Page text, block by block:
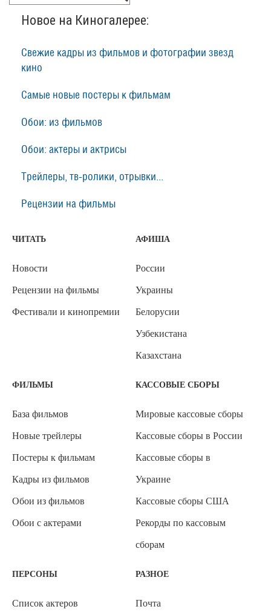
Новое на Киногалерее:
Свежие кадры из фильмов и фотографии звезд
кино
Самые новые постеры к фильмам
Обои: из фильмов
Обои: актеры и актрисы
Трейлеры, тв-ролики, отрывки...
Рецензии на фильмы
ЧИТАТЬ
Новости
Рецензии на фильмы
Фестивали и кинопремии
АФИША
России
Украины
Белорусии
Узбекистана
Казахстана
ФИЛЬМЫ
База фильмов
Новые трейлеры
Постеры к фильмам
Кадры из фильмов
Обои из фильмов
Обои с актерами
КАССОВЫЕ СБОРЫ
Мировые кассовые сборы
Кассовые сборы в России
Кассовые сборы в
Украине
Кассовые сборы США
Рекорды по кассовым
сборам
ПЕРСОНЫ
Список актеров
РАЗНОЕ
Почта